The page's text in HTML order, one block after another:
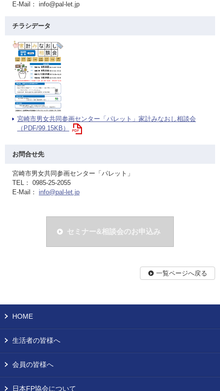
E-Mail： info@pal-let.jp
チラシデータ
宮崎市男女共同参画センター「パレット」家計みなおし相談会
（PDF/99.15KB）
お問合せ先
宮崎市男女共同参画センター「パレット」
TEL： 0985-25-2055
E-Mail： info@pal-let.jp
セミナー&相談会のお申込み
一覧ページへ戻る
HOME
生活者の皆様へ
会員の皆様へ
日本FP協会について